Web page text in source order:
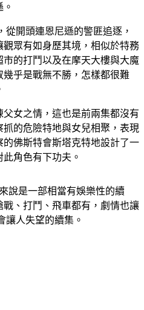
開頭連恩尼遜的警匪追逐，
眾有如身歷其境，相似於特務
的打鬥以及在摩天大樓與大魔
乎是戰無不勝，怎樣都很難
女之情，這也是前兩集都沒有
的危險特地與女兒相聚，表現
佛斯特會斯塔克特地設計了一
角色有下功夫。
說是一部相當有娛樂性的續
、打鬥、飛車都有，劇情也讓
讓人失望的續集。